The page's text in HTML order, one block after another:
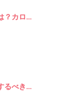
？カロ...
るべき...